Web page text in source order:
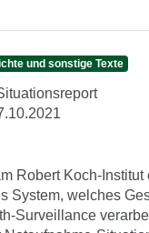
und sonstige Texte
Robert Koch-Institut
System, welches
Surveillance